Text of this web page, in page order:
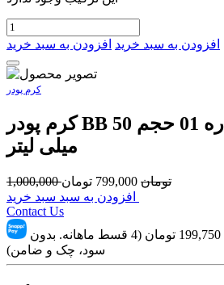
افزودن به سبد خرید افزودن به سبد خرید
کرم پودر
کرم پودر BB فارماسی شماره 01 حجم 50
میلی لیتر
1,000,000 تومان 799,000 تومان
Contact Us
199,750
تومان (4 قسط ماهانه. بدون
سود، چک و ضامن)